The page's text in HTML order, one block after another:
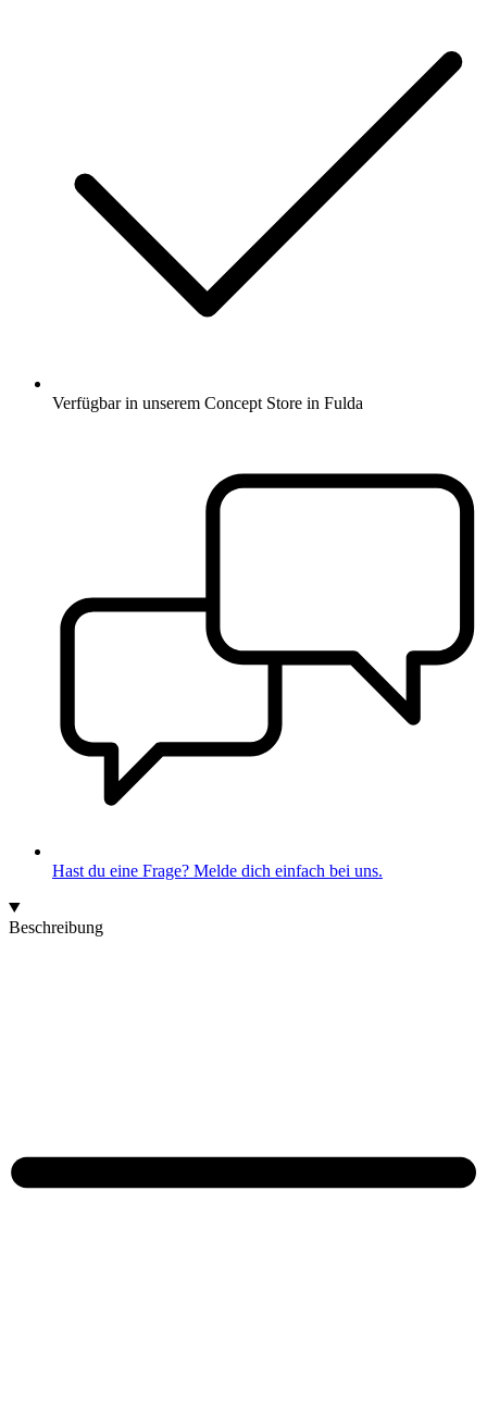
Verfügbar in unserem Concept Store in Fulda
Hast du eine Frage? Melde dich einfach bei uns.
Beschreibung